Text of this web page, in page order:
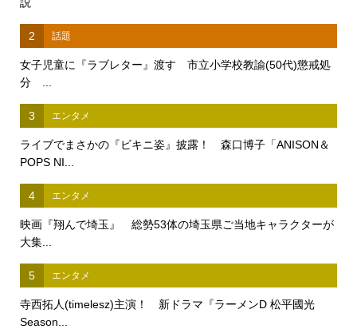
2 話題
女子児童に『ラブレター』渡す 市立小学校教諭(50代)懲戒処
分 ...
3 エンタメ
ライブでまさかの『ビキニ姿』披露！ 森口博子「ANISON＆
POPS NI...
4 エンタメ
映画『翔んで埼玉』 総勢53体の埼玉県ご当地キャラクターが
大集...
5 エンタメ
寺西拓人(timelesz)主演！ 新ドラマ『ラーメンD 松平國光
Season...